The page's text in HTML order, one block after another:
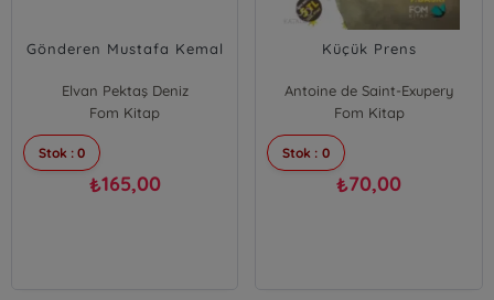
Gönderen Mustafa Kemal
Elvan Pektaş Deniz
Fom Kitap
Stok : 0
₺165,00
Küçük Prens
Antoine de Saint-Exupery
Fom Kitap
Stok : 0
₺70,00